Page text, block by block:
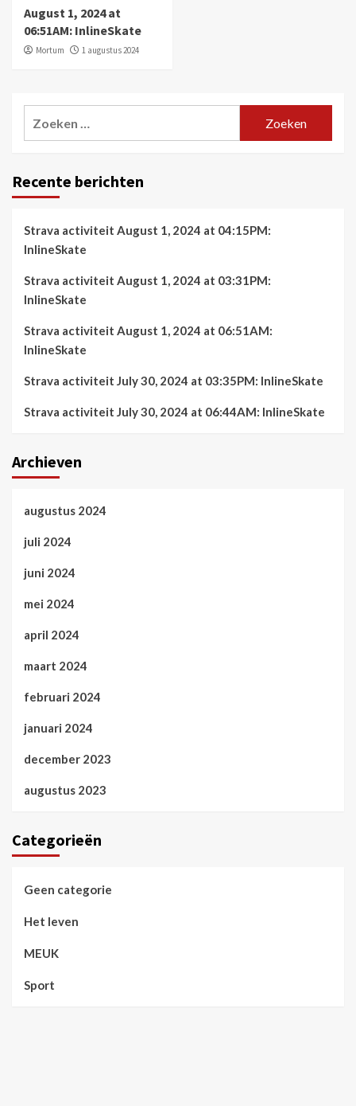
August 1, 2024 at
06:51AM: InlineSkate
Mortum 1 augustus 2024
Recente berichten
Strava activiteit August 1, 2024 at 04:15PM:
InlineSkate
Strava activiteit August 1, 2024 at 03:31PM:
InlineSkate
Strava activiteit August 1, 2024 at 06:51AM:
InlineSkate
Strava activiteit July 30, 2024 at 03:35PM: InlineSkate
Strava activiteit July 30, 2024 at 06:44AM: InlineSkate
Archieven
augustus 2024
juli 2024
juni 2024
mei 2024
april 2024
maart 2024
februari 2024
januari 2024
december 2023
augustus 2023
Categorieën
Geen categorie
Het leven
MEUK
Sport